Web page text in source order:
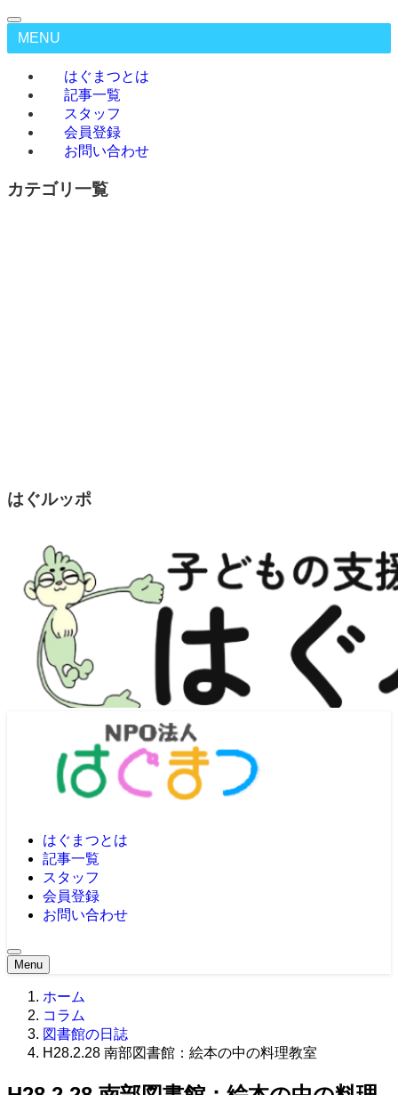
MENU
はぐまつとは
記事一覧
スタッフ
会員登録
お問い合わせ
カテゴリ一覧
はぐルッポ
はぐまつとは
記事一覧
スタッフ
会員登録
お問い合わせ
Menu
ホーム
コラム
図書館の日誌
H28.2.28 南部図書館：絵本の中の料理教室